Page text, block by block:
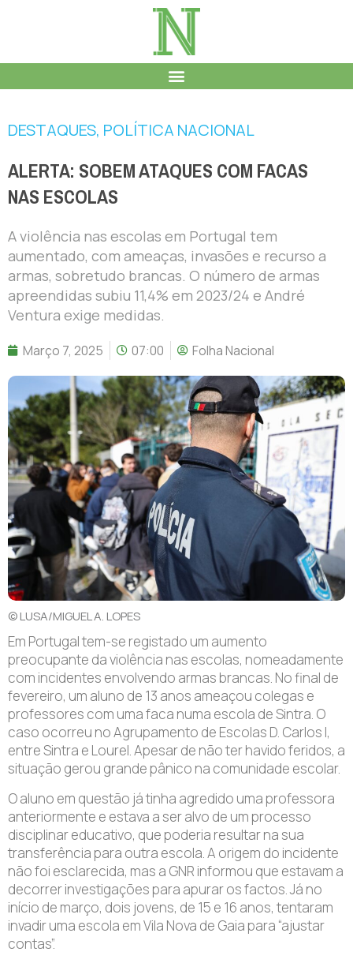
DESTAQUES, POLÍTICA NACIONAL
ALERTA: SOBEM ATAQUES COM FACAS
NAS ESCOLAS
A violência nas escolas em Portugal tem
aumentado, com ameaças, invasões e recurso a
armas, sobretudo brancas. O número de armas
apreendidas subiu 11,4% em 2023/24 e André
Ventura exige medidas.
Março 7, 2025 07:00 Folha Nacional
©️ LUSA/MIGUEL A. LOPES
Em Portugal tem-se registado um aumento
preocupante da violência nas escolas, nomeadamente
com incidentes envolvendo armas brancas. No final de
fevereiro, um aluno de 13 anos ameaçou colegas e
professores com uma faca numa escola de Sintra. O
caso ocorreu no Agrupamento de Escolas D. Carlos I,
entre Sintra e Lourel. Apesar de não ter havido feridos, a
situação gerou grande pânico na comunidade escolar.
O aluno em questão já tinha agredido uma professora
anteriormente e estava a ser alvo de um processo
disciplinar educativo, que poderia resultar na sua
transferência para outra escola. A origem do incidente
não foi esclarecida, mas a GNR informou que estavam a
decorrer investigações para apurar os factos. Já no
início de março, dois jovens, de 15 e 16 anos, tentaram
invadir uma escola em Vila Nova de Gaia para “ajustar
contas”.